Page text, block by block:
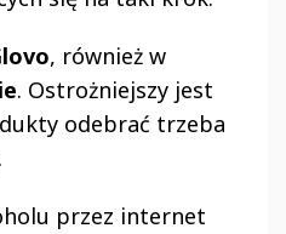
, również w
. Ostrożniejszy jest
odebrać trzeba
przez internet